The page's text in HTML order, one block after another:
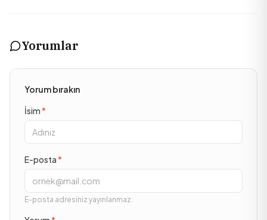
Yorumlar
Yorum bırakın
İsim*
E-posta*
E-posta adresiniz yayınlanmaz.